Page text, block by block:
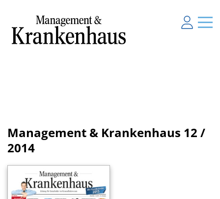
Management & Krankenhaus 12 /
2014